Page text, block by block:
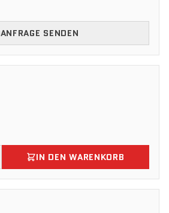
ANFRAGE SENDEN
IN DEN WARENKORB